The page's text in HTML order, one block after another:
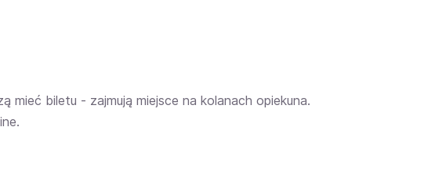
mieć biletu - zajmują miejsce na kolanach opiekuna.